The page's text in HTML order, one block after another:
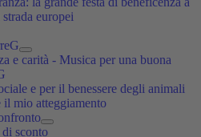
europei
e carità - Musica per una buona
e per il benessere degli animali
mio atteggiamento
sconto